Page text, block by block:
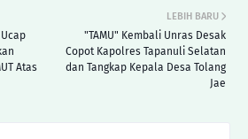
LEBIH BARU
"TAMU" Kembali Unras Desak
Copot Kapolres Tapanuli Selatan
dan Tangkap Kepala Desa Tolang
Jae
Atas